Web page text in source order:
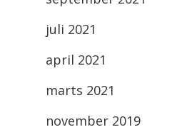
juli 2021
april 2021
marts 2021
november 2019